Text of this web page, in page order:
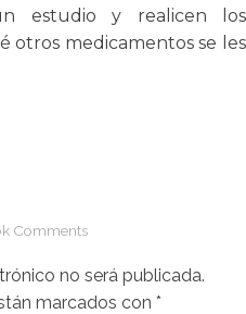
estudio y realicen los
otros medicamentos se les
Comments
no será publicada.
marcados con *